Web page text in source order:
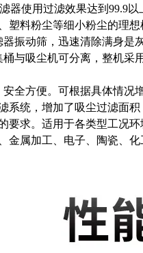
器使用过滤效果达到99.9
塑料粉尘等细小粉尘的理想
振动筛，迅速清除满身是
与吸尘机可分离，整机采
全方便。可根据具体情况
系统，增加了吸尘过滤面
要求。适用于各类型工况
金属加工、电子、陶瓷、